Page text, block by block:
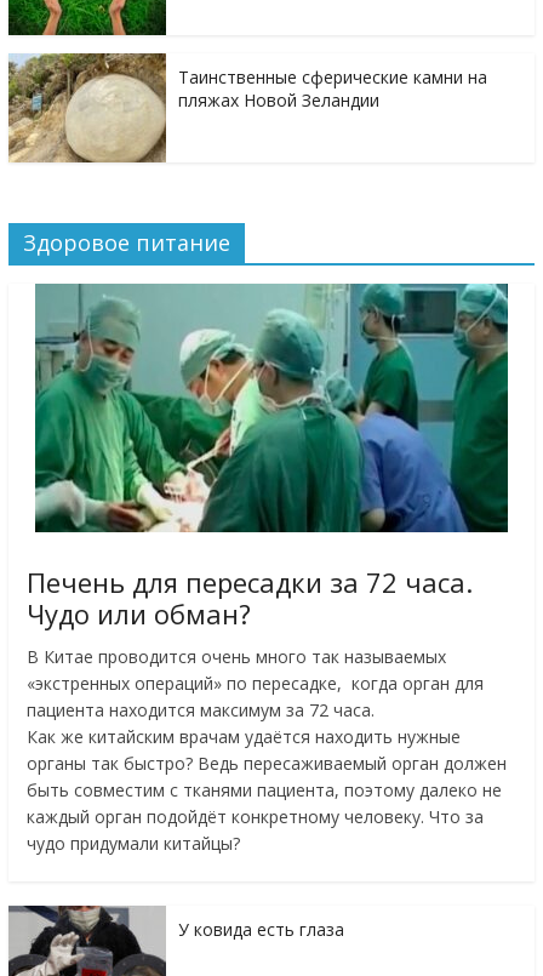
Таинственные сферические камни на
пляжах Новой Зеландии
Здоровое питание
Печень для пересадки за 72 часа.
Чудо или обман?
В Китае проводится очень много так называемых
«экстренных операций» по пересадке, когда орган для
пациента находится максимум за 72 часа.
Как же китайским врачам удаётся находить нужные
органы так быстро? Ведь пересаживаемый орган должен
быть совместим с тканями пациента, поэтому далеко не
каждый орган подойдёт конкретному человеку. Что за
чудо придумали китайцы?
У ковида есть глаза